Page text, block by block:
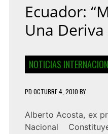
Ecuador:
Una
NOTICIAS
PD OCTUBRE 4, 2010 BY
Alberto Acosta, ex
Nacional